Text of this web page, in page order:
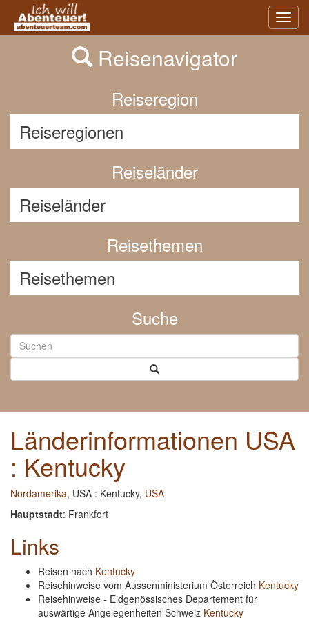
Previous
Reisenavigator
Reiseregion
Reiseländer
Reisethemen
Suche
Länderinformationen USA
: Kentucky
Nordamerika, USA : Kentucky, USA
Hauptstadt: Frankfort
Links
Reisen nach Kentucky
Reisehinweise vom Aussenministerium Österreich Kentucky
Reisehinweise - Eidgenössisches Departement für
auswärtige Angelegenheiten Schweiz Kentucky